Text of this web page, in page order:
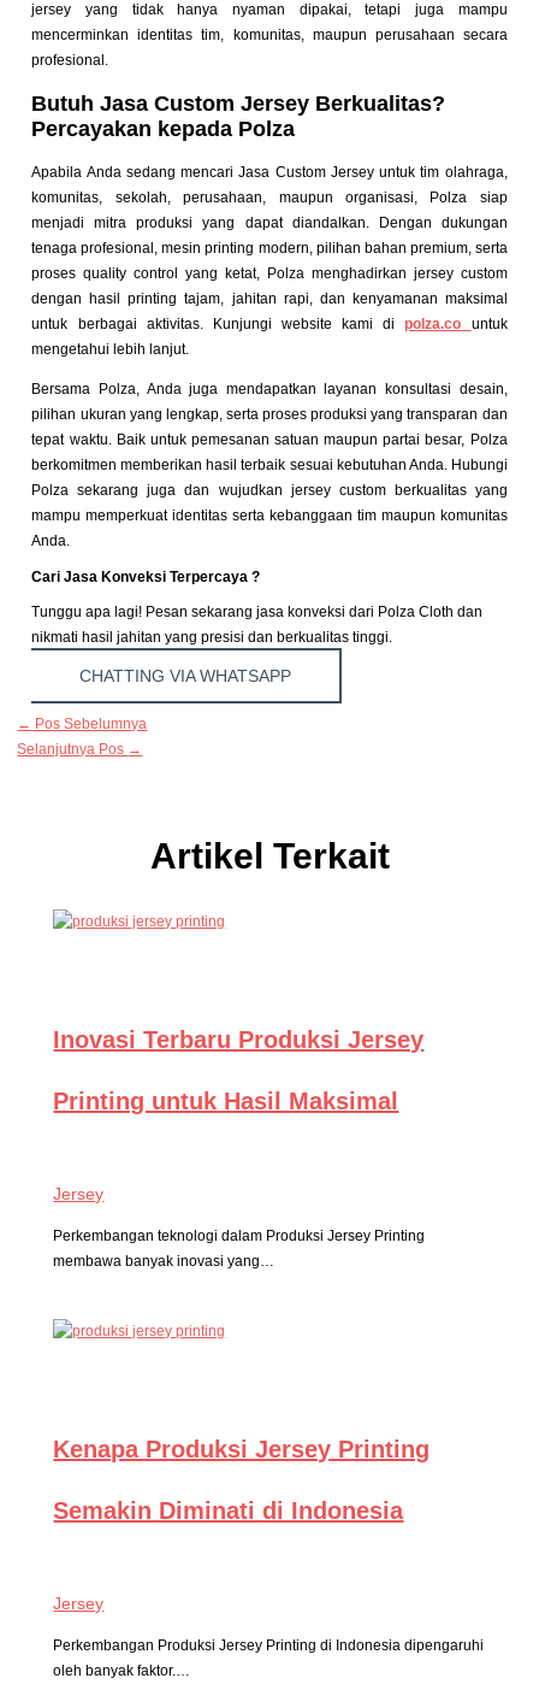
jersey yang tidak hanya nyaman dipakai, tetapi juga mampu
mencerminkan identitas tim, komunitas, maupun perusahaan secara
profesional.
Butuh Jasa Custom Jersey Berkualitas?
Percayakan kepada Polza
Apabila Anda sedang mencari Jasa Custom Jersey untuk tim olahraga,
komunitas, sekolah, perusahaan, maupun organisasi, Polza siap
menjadi mitra produksi yang dapat diandalkan. Dengan dukungan
tenaga profesional, mesin printing modern, pilihan bahan premium, serta
proses quality control yang ketat, Polza menghadirkan jersey custom
dengan hasil printing tajam, jahitan rapi, dan kenyamanan maksimal
untuk berbagai aktivitas. Kunjungi website kami dipolza.co
untuk
mengetahui lebih lanjut.
Bersama Polza, Anda juga mendapatkan layanan konsultasi desain,
pilihan ukuran yang lengkap, serta proses produksi yang transparan dan
tepat waktu. Baik untuk pemesanan satuan maupun partai besar, Polza
berkomitmen memberikan hasil terbaik sesuai kebutuhan Anda. Hubungi
Polza sekarang juga dan wujudkan jersey custom berkualitas yang
mampu memperkuat identitas serta kebanggaan tim maupun komunitas
Anda.
Cari Jasa Konveksi Terpercaya ?
Tunggu apa lagi! Pesan sekarang jasa konveksi dari Polza Cloth dan
nikmati hasil jahitan yang presisi dan berkualitas tinggi.
CHATTING VIA WHATSAPP
← Pos Sebelumnya
Selanjutnya Pos →
Artikel Terkait
Inovasi Terbaru Produksi Jersey
Printing untuk Hasil Maksimal
Jersey
Perkembangan teknologi dalam Produksi Jersey Printing
membawa banyak inovasi yang…
Kenapa Produksi Jersey Printing
Semakin Diminati di Indonesia
Jersey
Perkembangan Produksi Jersey Printing di Indonesia dipengaruhi
oleh banyak faktor.…